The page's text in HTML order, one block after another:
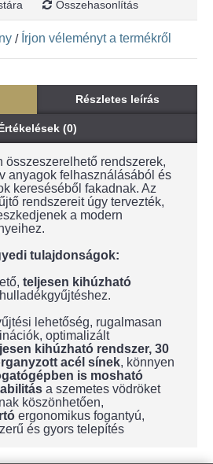
Összehasonlítás
/ Írjon véleményt a termékről
Részletes leírás
(0)
összeszerelhető rendszerek,
anyagok felhasználásából és
kereséséből fakadnak. Az
rendszereit úgy tervezték,
a modern
tulajdonságok:
teljesen kihúzható
lehetőség, rugalmasan
optimalizált
kihúzható rendszer, 30
acél sínek, könnyen
is mosható
a szemetes vödröket
köszönhetően,
ergonomikus fogantyú,
és gyors telepítés